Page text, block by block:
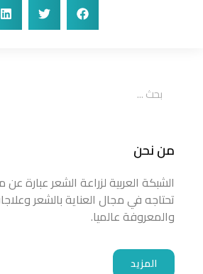
من نحن
الشبكة العربية لزراعة الشعر عبارة
تحتاجه في مجال العناية بالشعر
والمعروفة عالميا.
المزيد